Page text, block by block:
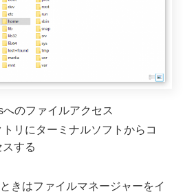
のファイルアクセス
リにターミナルソフトからコ
する
きはファイルマネージャーをイ